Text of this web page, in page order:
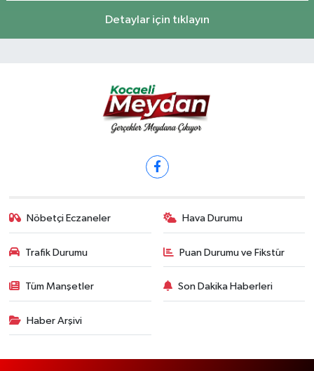
Detaylar için tıklayın
Nöbetçi Eczaneler Hava Durumu
Trafik Durumu Puan Durumu ve Fikstür
Tüm Manşetler Son Dakika Haberleri
Haber Arşivi